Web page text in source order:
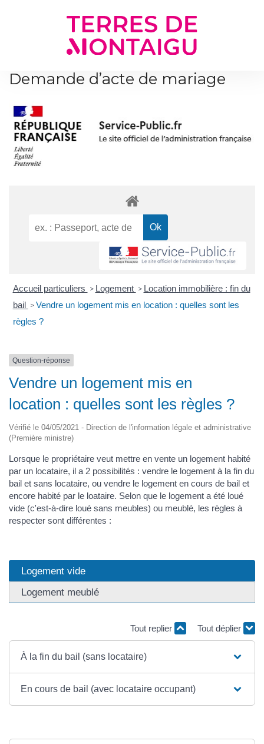
Demande d’acte de mariage
Accueil particuliers > Logement > Location immobilière : fin du
bail > Vendre un logement mis en location : quelles sont les
règles ?
Question-réponse
Vendre un logement mis en
location : quelles sont les règles ?
Vérifié le 04/05/2021 - Direction de l'information légale et administrative
(Première ministre)
Lorsque le propriétaire veut mettre en vente un logement habité
par un locataire, il a 2 possibilités : vendre le logement à la fin du
bail et sans locataire, ou vendre le logement en cours de bail et
encore habité par le loataire. Selon que le logement a été loué
vide (c'est-à-dire loué sans meubles) ou meublé, les règles à
respecter sont différentes :
Logement vide
Logement meublé
Tout replier Tout déplier
À la fin du bail (sans locataire)
En cours de bail (avec locataire occupant)